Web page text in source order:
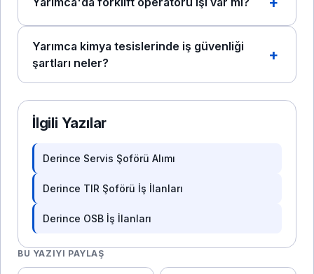
Yarımca kimya tesislerinde iş güvenliği
şartları neler?
İlgili Yazılar
Derince Servis Şoförü Alımı
Derince TIR Şoförü İş İlanları
Derince OSB İş İlanları
BU YAZIYI PAYLAŞ